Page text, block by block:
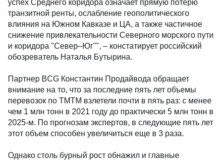
успех Среднего коридора означает прямую потерю
транзитной ренты, ослабление геополитического
влияния на Южном Кавказе и ЦА, а также частичное
снижение привлекательности Северного морского пути
и коридора "Север–Юг"", – констатирует российский
обозреватель Наталья Бутырина.
Партнер BCG Константин Продайвода обращает
внимание на то, что за последние пять лет объемы
перевозок по ТМТМ взлетели почти в пять раз: с менее
чем 1 млн тонн в 2021 году до практически 5 млн тонн в
2025-м. По прогнозам экспертов, в следующие пять лет
этот объем способен увеличиться еще в 3 раза.
Однако столь бурный рост обнажил и главные